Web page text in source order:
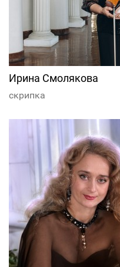
Ирина Смолякова
скрипка